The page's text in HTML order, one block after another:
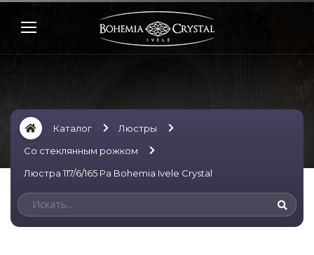
Каталог
Люстры
Со стеклянным рожком
Люстра 117/6/165 Pa Bohemia Ivele Crystal